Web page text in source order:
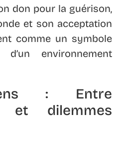
don pour la guérison,
et son acceptation
comme un symbole
environnement
: Entre
et dilemmes